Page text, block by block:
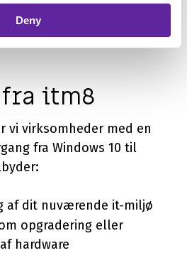
Deny
EN HANDLINGSPLAN
itm8
vi virksomheder med en
fra Windows 10 til
af dit nuværende it-miljø
opgradering eller
hardware